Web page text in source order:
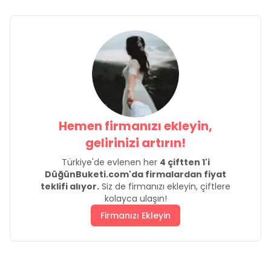
Hemen firmanızı ekleyin,
gelirinizi artırın!
Türkiye'de evlenen her 4 çiftten 1'i
DüğünBuketi.com'da firmalardan fiyat
teklifi alıyor. Siz de firmanızı ekleyin, çiftlere
kolayca ulaşın!
Firmanızı Ekleyin